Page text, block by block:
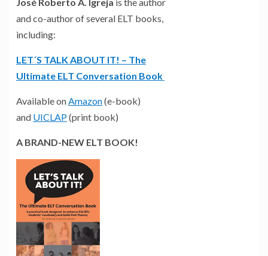
and co-author of several ELT books,
including:
LET´S TALK ABOUT IT! – The
Ultimate ELT Conversation Book
Available onAmazon(e-book)
and UICLAP(print book)
A BRAND-NEW ELT BOOK!